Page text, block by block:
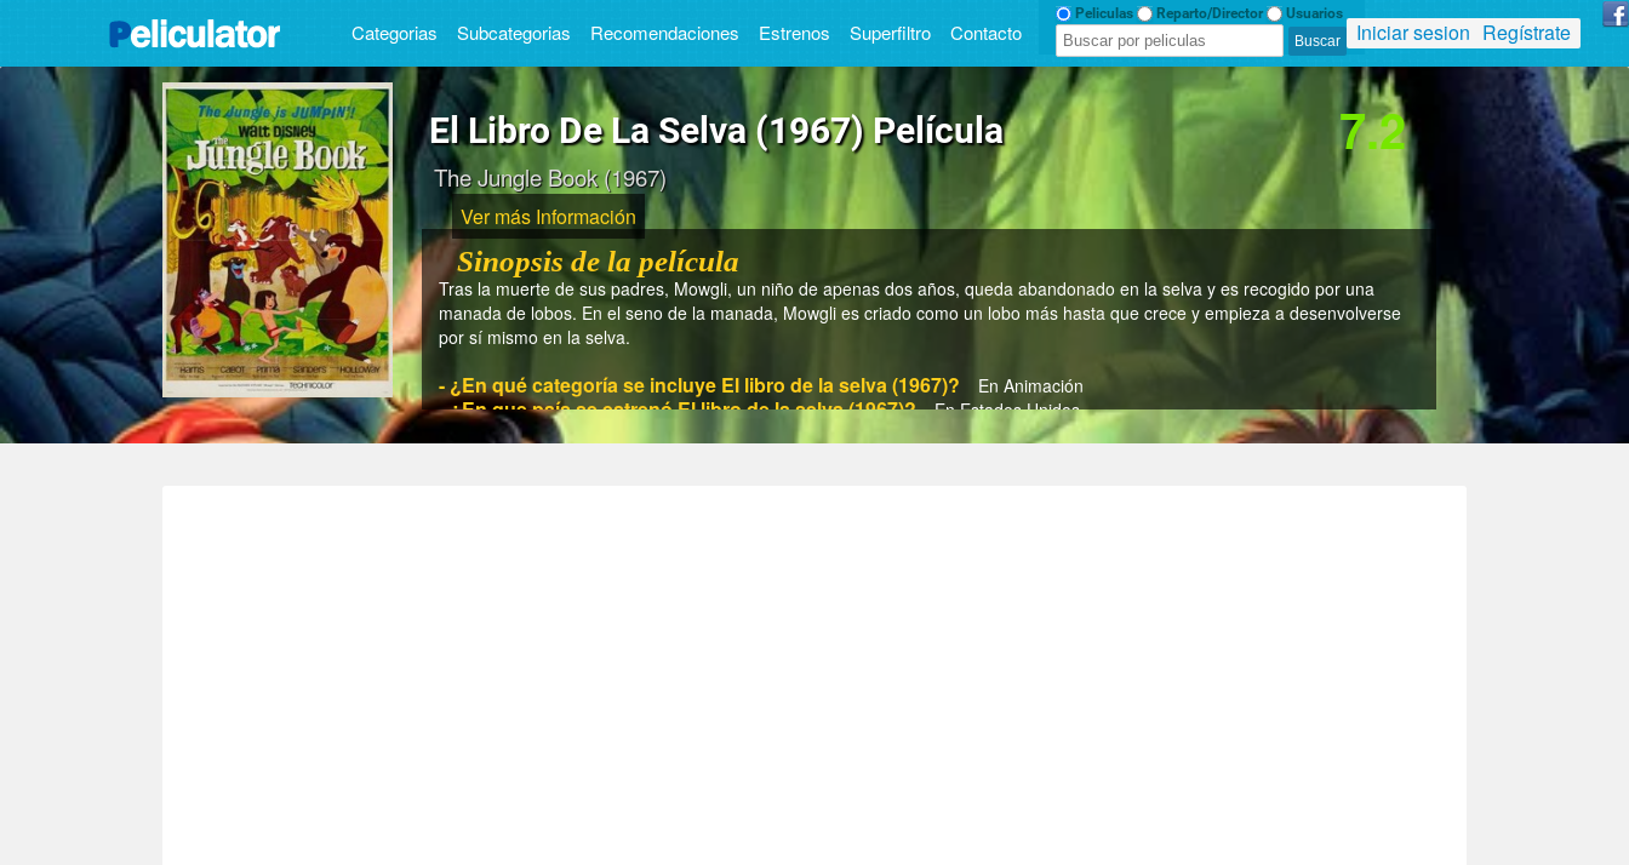
Categorias Subcategorias Recomendaciones Estrenos Superfiltro Contacto
Peliculas Reparto/Director Usuarios
Iniciar sesion Regístrate
El Libro De La Selva (1967) Película
The Jungle Book (1967)
7.2
Ver más Información
Sinopsis de la película
Tras la muerte de sus padres, Mowgli, un niño de apenas dos años, queda abandonado en la selva y es recogido por una
manada de lobos. En el seno de la manada, Mowgli es criado como un lobo más hasta que crece y empieza a desenvolverse
por sí­ mismo en la selva.
- ¿En qué categoría se incluye El libro de la selva (1967)? En Animación
- ¿En que país se estrenó El libro de la selva (1967)? En Estados Unidos
- ¿En que año se estrenó El libro de la selva (1967)?